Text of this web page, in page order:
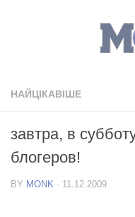
НАЙЦІКАВІШЕ
завтра, в
блогеров!
BY MONK · 11.12.2009